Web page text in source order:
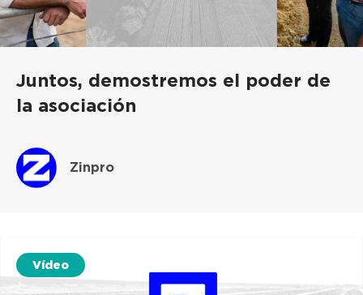
Juntos, demostremos el poder de
la asociación
Zinpro
Vídeo